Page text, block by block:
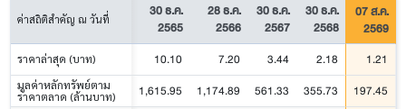
ค่าสถิติสำคัญ ณ วันที่
30 ธ.ค.
2565
28 ธ.ค.
2566
30 ธ.ค.
2567
30 ธ.ค.
2568
07 ส.ค.
2569
ราคาล่าสุด (บาท) 10.10 7.20 3.44 2.18 1.21
มูลค่าหลักทรัพย์ตาม
ราคาตลาด (ล้านบาท)
1,615.95 1,174.89 561.33 355.73
197.45